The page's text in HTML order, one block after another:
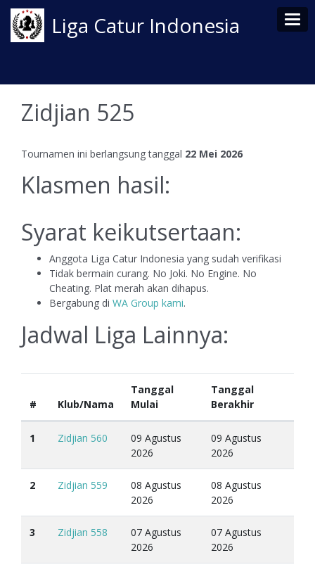
Liga Catur Indonesia
Zidjian 525
Tournamen ini berlangsung tanggal 22 Mei 2026
Klasmen hasil:
Syarat keikutsertaan:
Anggota Liga Catur Indonesia yang sudah verifikasi
Tidak bermain curang. No Joki. No Engine. No
Cheating. Plat merah akan dihapus.
Bergabung di WA Group kami.
Jadwal Liga Lainnya:
# Klub/Nama
Tanggal
Mulai
Tanggal
Berakhir
1 Zidjian 560
09 Agustus
2026
09 Agustus
2026
2 Zidjian 559
08 Agustus
2026
08 Agustus
2026
3 Zidjian 558
07 Agustus
2026
07 Agustus
2026